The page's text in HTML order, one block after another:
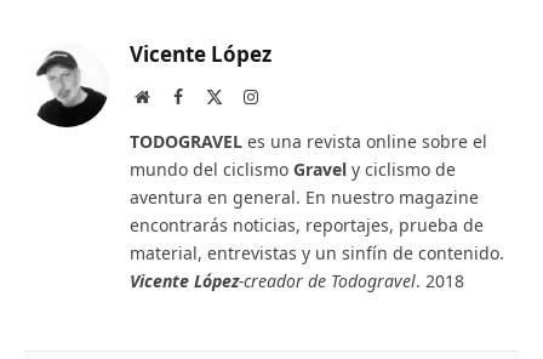
Vicente López
WebsiteFacebook Instagram
TODOGRAVEL es una revista online sobre el
mundo del ciclismo Gravel y ciclismo de
aventura en general. En nuestro magazine
encontrarás noticias, reportajes, prueba de
material, entrevistas y un sinfín de contenido.
Vicente López-creador de Todogravel. 2018